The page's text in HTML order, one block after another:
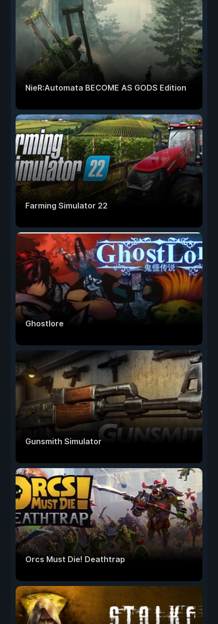
NieR:Automata BECOME AS GODS Edition
Farming Simulator 22
Ghostlore
Gunsmith Simulator
Orcs Must Die! Deathtrap